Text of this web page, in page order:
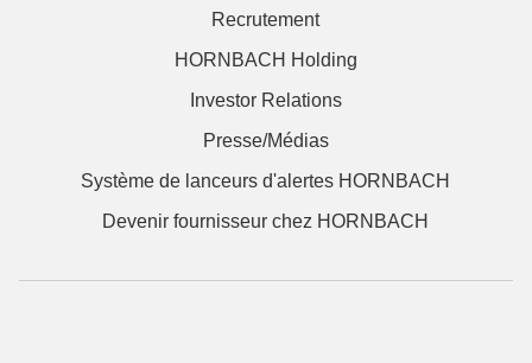
Recrutement
HORNBACH Holding
Investor Relations
Presse/Médias
Système de lanceurs d'alertes HORNBACH
Devenir fournisseur chez HORNBACH